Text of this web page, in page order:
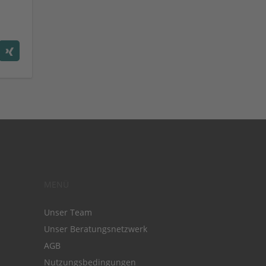
Unser Team
Unser Beratungsnetzwerk
AGB
Nutzungsbedingungen